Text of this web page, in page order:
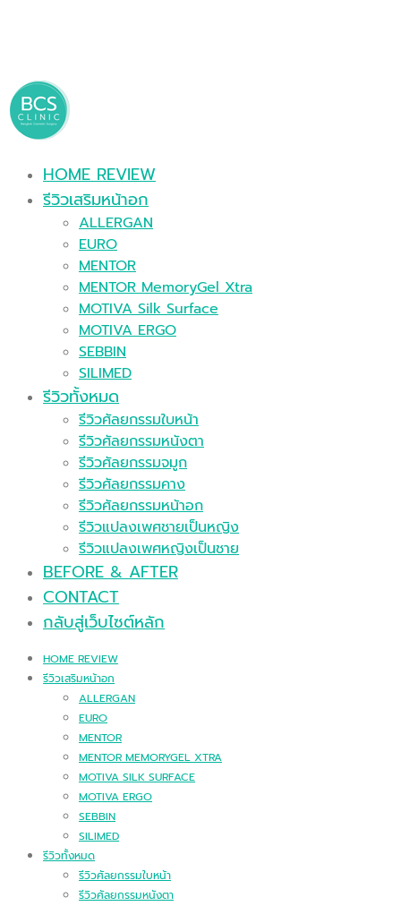
HOME REVIEW
รีวิวเสริมหน้าอก
ALLERGAN
EURO
MENTOR
MENTOR MemoryGel Xtra
MOTIVA Silk Surface
MOTIVA ERGO
SEBBIN
SILIMED
รีวิวทั้งหมด
รีวิวศัลยกรรมใบหน้า
รีวิวศัลยกรรมหนังตา
รีวิวศัลยกรรมจมูก
รีวิวศัลยกรรมคาง
รีวิวศัลยกรรมหน้าอก
รีวิวแปลงเพศชายเป็นหญิง
รีวิวแปลงเพศหญิงเป็นชาย
BEFORE & AFTER
CONTACT
กลับสู่เว็บไซต์หลัก
HOME REVIEW
รีวิวเสริมหน้าอก
ALLERGAN
EURO
MENTOR
MENTOR MEMORYGEL XTRA
MOTIVA SILK SURFACE
MOTIVA ERGO
SEBBIN
SILIMED
รีวิวทั้งหมด
รีวิวศัลยกรรมใบหน้า
รีวิวศัลยกรรมหนังตา